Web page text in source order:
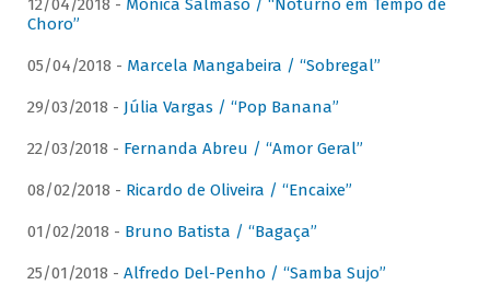
12/04/2018 - Mônica Salmaso / “Noturno em Tempo de
Choro”
05/04/2018 - Marcela Mangabeira / “Sobregal”
29/03/2018 - Júlia Vargas / “Pop Banana”
22/03/2018 - Fernanda Abreu / “Amor Geral”
08/02/2018 - Ricardo de Oliveira / “Encaixe”
01/02/2018 - Bruno Batista / “Bagaça”
25/01/2018 - Alfredo Del-Penho / “Samba Sujo”